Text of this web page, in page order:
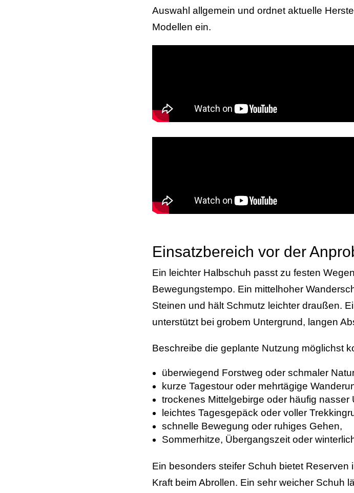
Auswahl allgemein und ordnet aktuelle
Modellen ein.
Einsatzbereich vor der
Ein leichter Halbschuh passt zu festen
Bewegungstempo. Ein mittelhoher
Steinen und hält Schmutz leichter draußen.
unterstützt bei grobem Untergrund, langen
Beschreibe die geplante Nutzung möglichst
überwiegend Forstweg oder schmaler
kurze Tagestour oder mehrtägige
trockenes Mittelgebirge oder häufig nasser
leichtes Tagesgepäck oder voller
schnelle Bewegung oder ruhiges Gehen,
Sommerhitze, Übergangszeit oder
Ein besonders steifer Schuh bietet
Kraft beim Abrollen. Ein sehr weicher Schuh